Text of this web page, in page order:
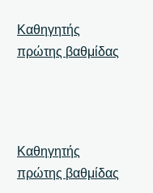
Καθηγητής
πρώτης βαθμίδας
Καθηγητής
πρώτης βαθμίδας